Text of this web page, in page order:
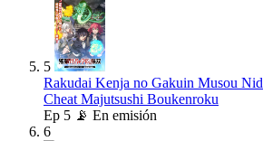
5
Rakudai Kenja no Gakuin Musou
Cheat Majutsushi Boukenroku
Ep 5 📡 En emisión
6